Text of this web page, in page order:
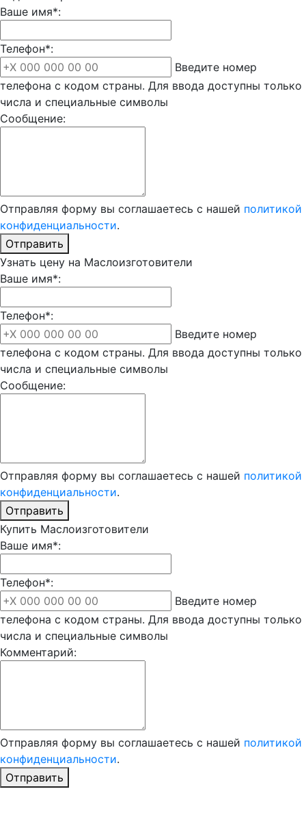
Ваше имя*:
Телефон*:
Введите номер
телефона с кодом страны. Для ввода доступны только
числа и специальные символы
Сообщение:
Отправляя форму вы соглашаетесь с нашей политикой
конфиденциальности.
Отправить
Узнать цену на Маслоизготовители
Ваше имя*:
Телефон*:
Введите номер
телефона с кодом страны. Для ввода доступны только
числа и специальные символы
Сообщение:
Отправляя форму вы соглашаетесь с нашей политикой
конфиденциальности.
Отправить
Купить Маслоизготовители
Ваше имя*:
Телефон*:
Введите номер
телефона с кодом страны. Для ввода доступны только
числа и специальные символы
Комментарий:
Отправляя форму вы соглашаетесь с нашей политикой
конфиденциальности.
Отправить